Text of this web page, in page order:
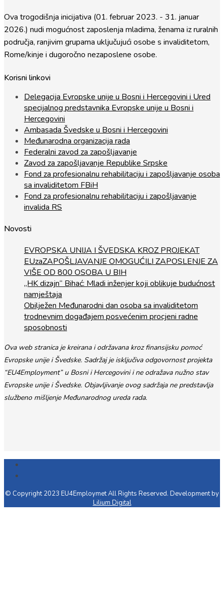
Ova trogodišnja inicijativa (01. februar 2023. - 31. januar
2026.) nudi mogućnost zaposlenja mladima, ženama iz ruralnih
područja, ranjivim grupama uključujući osobe s invaliditetom,
Rome/kinje i dugoročno nezaposlene osobe.
Korisni linkovi
Delegacija Evropske unije u Bosni i Hercegovini i Ured
specijalnog predstavnika Evropske unije u Bosni i
Hercegovini
Ambasada Švedske u Bosni i Hercegovini
Međunarodna organizacija rada
Federalni zavod za zapošljavanje
Zavod za zapošljavanje Republike Srpske
Fond za profesionalnu rehabilitaciju i zapošljavanje osoba
sa invaliditetom FBiH
Fond za profesionalnu rehabilitaciju i zapošljavanje
invalida RS
Novosti
EVROPSKA UNIJA I ŠVEDSKA KROZ PROJEKAT
EUzaZAPOŠLJAVANJE OMOGUĆILI ZAPOSLENJE ZA
VIŠE OD 800 OSOBA U BIH
„HK dizajn“ Bihać: Mladi inženjer koji oblikuje budućnost
namještaja
Obilježen Međunarodni dan osoba sa invaliditetom
trodnevnim događajem posvećenim procjeni radne
sposobnosti
Ova web stranica je kreirana i održavana kroz finansijsku pomoć
Evropske unije i Švedske. Sadržaj je isključiva odgovornost projekta
“EU4Employment” u Bosni i Hercegovini i ne odražava nužno stav
Evropske unije i Švedske. Objavljivanje ovog sadržaja ne predstavlja
službeno mišljenje Međunarodnog ureda rada.
© Copyright 2023 EU4Employmet All Rights Reserved. Development by
Lilium Digital